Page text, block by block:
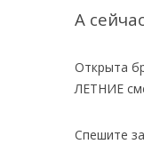
А
Открыта
ЛЕТНИЕ
Спешите